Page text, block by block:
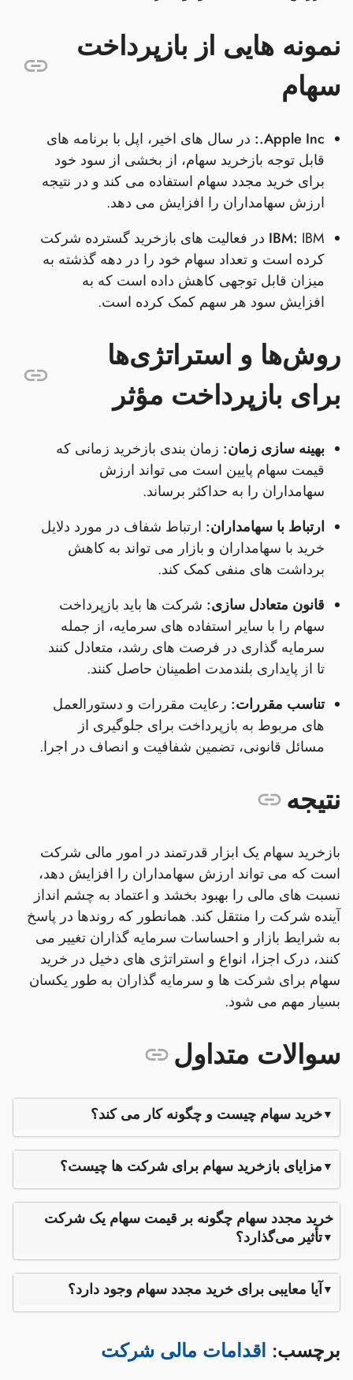
نمونه هایی از بازپرداخت
سهام
Apple Inc.:
در سال های اخیر، اپل با برنامه های
قابل توجه بازخرید سهام، از بخشی از سود خود
برای خرید مجدد سهام استفاده می کند و در نتیجه
ارزش سهامداران را افزایش می دهد.
IBM: IBM در فعالیت های بازخرید گسترده شرکت
کرده است و تعداد سهام خود را در دهه گذشته به
میزان قابل توجهی کاهش داده است که به
افزایش سود هر سهم کمک کرده است.
روش‌ها و استراتژی‌ها
برای بازپرداخت مؤثر
بهینه سازی زمان: زمان بندی بازخرید زمانی که
قیمت سهام پایین است می تواند ارزش
سهامداران را به حداکثر برساند.
ارتباط با سهامداران: ارتباط شفاف در مورد دلایل
خرید با سهامداران و بازار می تواند به کاهش
برداشت های منفی کمک کند.
قانون متعادل سازی: شرکت ها باید بازپرداخت
سهام را با سایر استفاده های سرمایه، از جمله
سرمایه گذاری در فرصت های رشد، متعادل کنند
تا از پایداری بلندمدت اطمینان حاصل کنند.
تناسب مقررات: رعایت مقررات و دستورالعمل
های مربوط به بازپرداخت برای جلوگیری از
مسائل قانونی، تضمین شفافیت و انصاف در اجرا.
نتیجه
بازخرید سهام یک ابزار قدرتمند در امور مالی شرکت
است که می تواند ارزش سهامداران را افزایش دهد،
نسبت های مالی را بهبود بخشد و اعتماد به چشم انداز
آینده شرکت را منتقل کند. همانطور که روندها در پاسخ
به شرایط بازار و احساسات سرمایه گذاران تغییر می
کنند، درک اجزا، انواع و استراتژی های دخیل در خرید
سهام برای شرکت ها و سرمایه گذاران به طور یکسان
بسیار مهم می شود.
سوالات متداول
خرید سهام چیست و چگونه کار می کند؟
مزایای بازخرید سهام برای شرکت ها چیست؟
خرید مجدد سهام چگونه بر قیمت سهام یک شرکت
تأثیر می‌گذارد؟
آیا معایبی برای خرید مجدد سهام وجود دارد؟
برچسب: اقدامات مالی شرکت